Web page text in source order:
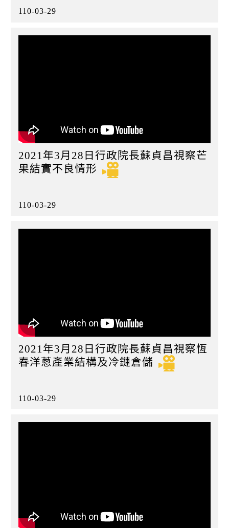
110-03-29
2021年3月28日行政院長蘇貞昌視察芒
果結實不良情形
110-03-29
2021年3月28日行政院長蘇貞昌視察恆
春洋蔥產業結構及冷鏈倉儲
110-03-29